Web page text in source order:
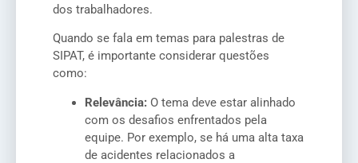
dos trabalhadores.
Quando se fala em temas para palestras de
SIPAT, é importante considerar questões
como:
Relevância: O tema deve estar alinhado
com os desafios enfrentados pela
equipe. Por exemplo, se há uma alta taxa
de acidentes relacionados a